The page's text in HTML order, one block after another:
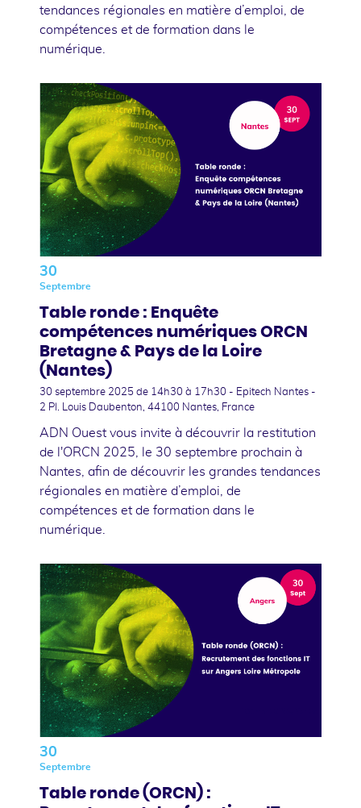
tendances régionales en matière d’emploi, de
compétences et de formation dans le
numérique.
30
Septembre
Table ronde : Enquête
compétences numériques ORCN
Bretagne & Pays de la Loire
(Nantes)
30 septembre 2025 de 14h30 à 17h30 - Epitech Nantes -
2 Pl. Louis Daubenton, 44100 Nantes, France
ADN Ouest vous invite à découvrir la restitution
de l'ORCN 2025, le 30 septembre prochain à
Nantes, afin de découvrir les grandes tendances
régionales en matière d’emploi, de
compétences et de formation dans le
numérique.
30
Septembre
Table ronde (ORCN) :